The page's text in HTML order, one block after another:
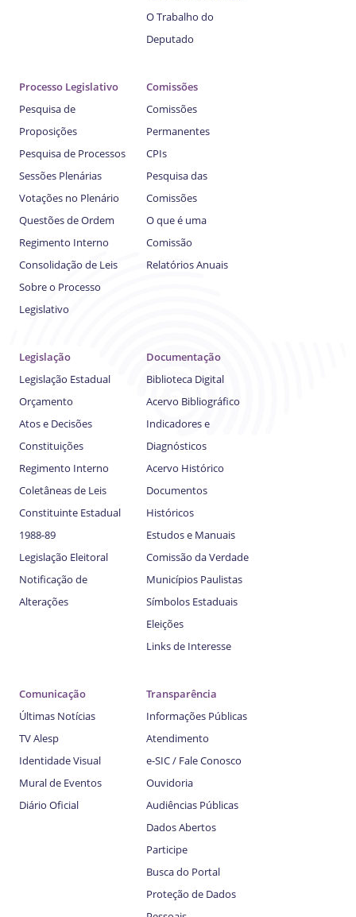
O Trabalho do
Deputado
Processo Legislativo
Pesquisa de
Proposições
Pesquisa de Processos
Sessões Plenárias
Votações no Plenário
Questões de Ordem
Regimento Interno
Consolidação de Leis
Sobre o Processo
Legislativo
Comissões
Comissões
Permanentes
CPIs
Pesquisa das
Comissões
O que é uma
Comissão
Relatórios Anuais
Legislação
Legislação Estadual
Orçamento
Atos e Decisões
Constituições
Regimento Interno
Coletâneas de Leis
Constituinte Estadual
1988-89
Legislação Eleitoral
Notificação de
Alterações
Documentação
Biblioteca Digital
Acervo Bibliográfico
Indicadores e
Diagnósticos
Acervo Histórico
Documentos
Históricos
Estudos e Manuais
Comissão da Verdade
Municípios Paulistas
Símbolos Estaduais
Eleições
Links de Interesse
Comunicação
Últimas Notícias
TV Alesp
Identidade Visual
Mural de Eventos
Diário Oficial
Transparência
Informações Públicas
Atendimento
e-SIC / Fale Conosco
Ouvidoria
Audiências Públicas
Dados Abertos
Participe
Busca do Portal
Proteção de Dados